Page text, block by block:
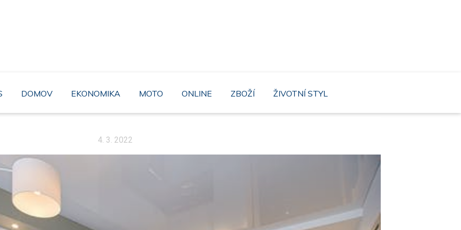
DOMOV EKONOMIKA MOTO ONLINE ZBOŽÍ ŽIVOTNÍ STYL
4. 3. 2022